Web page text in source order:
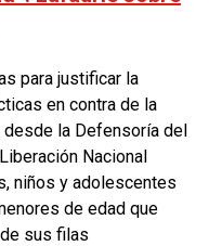
para justificar la
en contra de la
la Defensoría del
Nacional
niños y adolescentes
de edad que
sus filas